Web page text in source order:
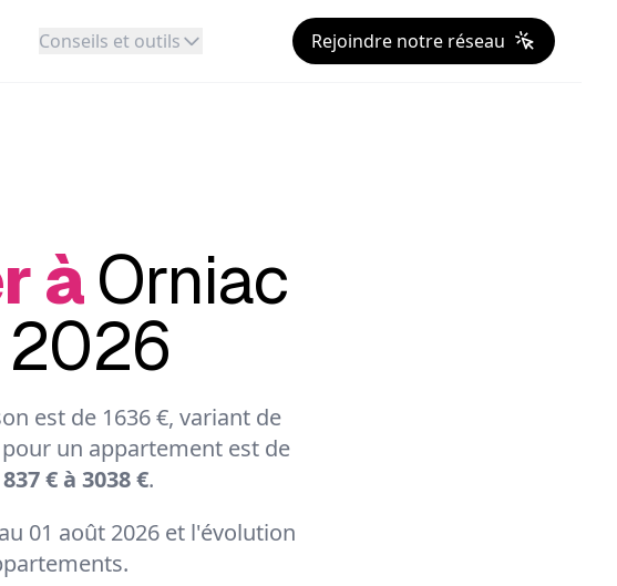
Conseils et outils Rejoindre notre réseau
àOrniac
est de 1636 €, variant de
pour un appartement est de
€ à 3038 €.
01 août 2026 et l'évolution